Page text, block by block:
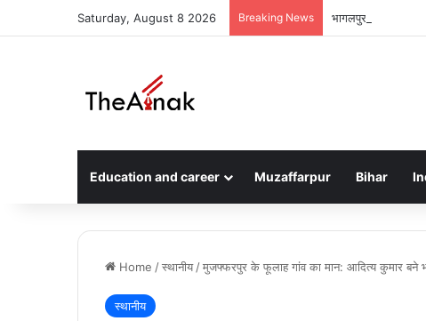
Saturday, August 8 2026 Breaking News भागलपुर ने जीता सब-
Education and career Muzaffarpur Bihar
Home /स्थानीय /मुजफ्फरपुर के फूलाह गांव का मान: आदित्य कुमार बने
स्थानीय